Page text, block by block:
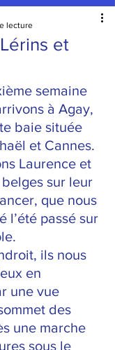
et
lecture
semaine
à Agay,
baie située
et Cannes.
Laurence et
sur leur
que nous
l’été passé sur
ils nous
en
une vue
des
une marche
sous le